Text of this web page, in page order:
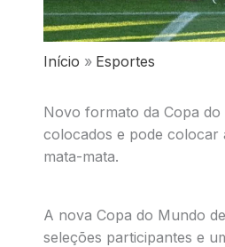
Início Esportes
Novo formato da Copa
colocados e pode colocar
mata-mata.
A nova Copa do Mundo
seleções participantes e